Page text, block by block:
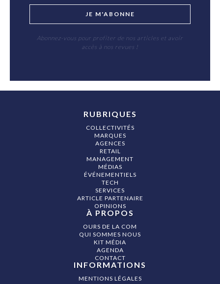
JE M'ABONNE
Abonnez-vous pour profiter de nos articles et avoir
accès à nos revues !
RUBRIQUES
COLLECTIVITÉS
MARQUES
AGENCES
RETAIL
MANAGEMENT
MÉDIAS
ÉVÉNEMENTIELS
TECH
SERVICES
ARTICLE PARTENAIRE
OPINIONS
À PROPOS
OURS DE LA COM
QUI SOMMES NOUS
KIT MÉDIA
AGENDA
CONTACT
INFORMATIONS
MENTIONS LÉGALES